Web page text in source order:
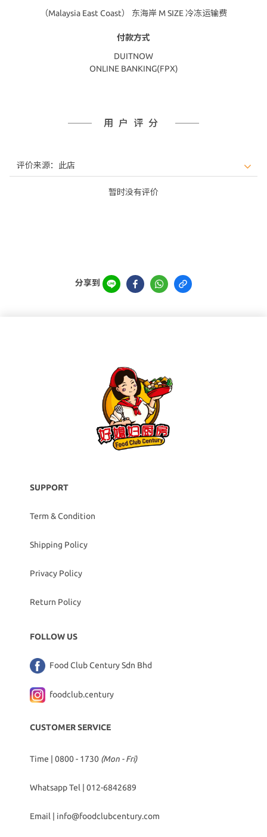
（Malaysia East Coast） 东海岸 M SIZE 冷冻运输费
付款方式
DUITNOW
ONLINE BANKING(FPX)
用户评分
暂时没有评价
分享到
SUPPORT
Term & Condition
Shipping Policy
Privacy Policy
Return Policy
FOLLOW US
Food Club Century Sdn Bhd
foodclub.century
CUSTOMER SERVICE
Time | 0800 - 1730 (Mon - Fri)
Whatsapp Tel | 012-6842689
Email | info@foodclubcentury.com